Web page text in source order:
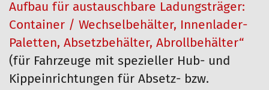
Aufbau für austauschbare Ladungsträger:
Container / Wechselbehälter, Innenlader-
Paletten, Absetzbehälter, Abrollbehälter“
(für Fahrzeuge mit spezieller Hub- und
Kippeinrichtungen für Absetz- bzw.